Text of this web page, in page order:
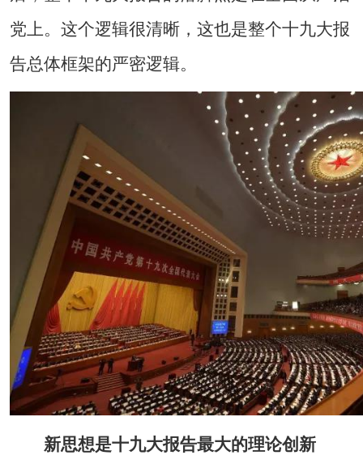
党上。这个逻辑很清晰，这也是整个十九大报
告总体框架的严密逻辑。
新思想是十九大报告最大的理论创新